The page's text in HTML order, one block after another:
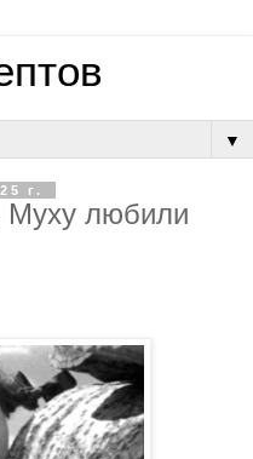
▼
г.
Муxу любили